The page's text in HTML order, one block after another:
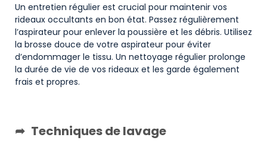
Un entretien régulier est crucial pour maintenir vos
rideaux occultants en bon état. Passez régulièrement
l’aspirateur pour enlever la poussière et les débris. Utilisez
la brosse douce de votre aspirateur pour éviter
d’endommager le tissu. Un nettoyage régulier prolonge
la durée de vie de vos rideaux et les garde également
frais et propres.
Techniques de lavage